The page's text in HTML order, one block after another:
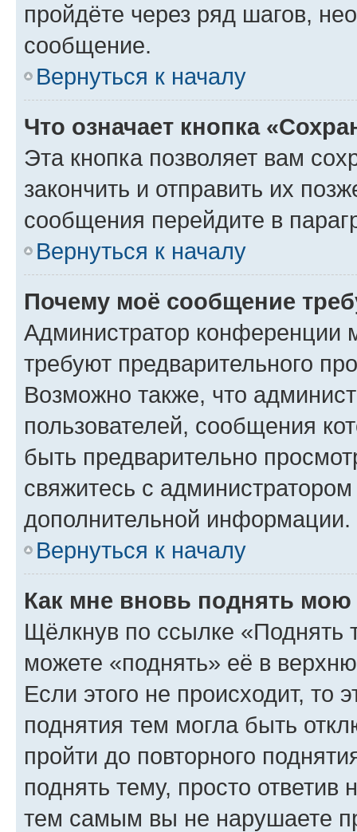
пройдёте через ряд шагов,
сообщение.
Вернуться к началу
Что означает кнопка
Эта кнопка позволяет вам
закончить и отправить их
сообщения перейдите в
Вернуться к началу
Почему моё сообщение
Администратор конференции
требуют предварительного
Возможно также, что
пользователей, сообщения
быть предварительно
свяжитесь с
дополнительной информации.
Вернуться к началу
Как мне вновь поднять мою
Щёлкнув по ссылке «Поднять
можете «поднять» её в
Если этого не происходит, то
поднятия тем могла быть
пройти до повторного
поднять тему, просто ответив
тем самым вы не нарушаете